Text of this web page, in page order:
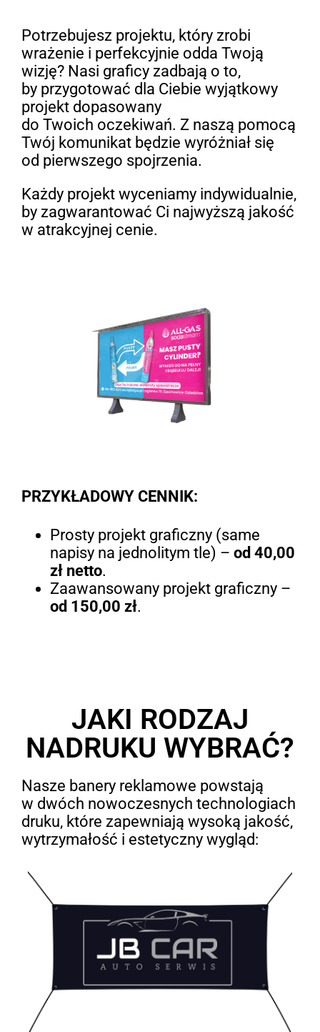
Potrzebujesz projektu, który zrobi
wrażenie i perfekcyjnie odda Twoją
wizję? Nasi graficy zadbają o to,
by przygotować dla Ciebie wyjątkowy
projekt dopasowany
do Twoich oczekiwań. Z naszą pomocą
Twój komunikat będzie wyróżniał się
od pierwszego spojrzenia.
Każdy projekt wyceniamy indywidualnie,
by zagwarantować Ci najwyższą jakość
w atrakcyjnej cenie.
PRZYKŁADOWY CENNIK:
Prosty projekt graficzny (same
napisy na jednolitym tle) – od 40,00
zł netto.
Zaawansowany projekt graficzny –
od 150,00 zł.
JAKI RODZAJ
NADRUKU WYBRAĆ?
Nasze banery reklamowe powstają
w dwóch nowoczesnych technologiach
druku, które zapewniają wysoką jakość,
wytrzymałość i estetyczny wygląd: